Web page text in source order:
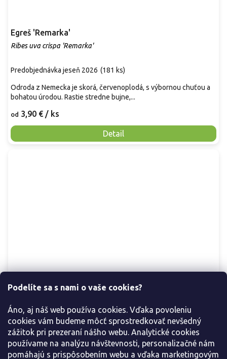
Podelíte sa s nami o vaše cookies?
Áno, aj náš web používa cookies. Vďaka povoleniu
cookies vám budeme môcť sprostredkovať nevšedný
zážitok pri prezeraní nášho webu. Analytické cookies
používame na analýzu návštevnosti, personalizačné nám
pomáhajú s prispôsobením webu a vďaka marketingovým
Egreš 'Remarka'
Ribes uva crispa 'Remarka'
Predobjednávka jeseň 2026 (181 ks)
od 3,90 € / ks
Detail
Odroda z Nemecka je skorá, červenoplodá, s výbornou chuťou a
bohatou úrodou. Rastie stredne bujne,...
Egreš 'Rixanta'
Ribes uva crispa 'Rixanta'
Predobjednávka jeseň 2026 484 ks